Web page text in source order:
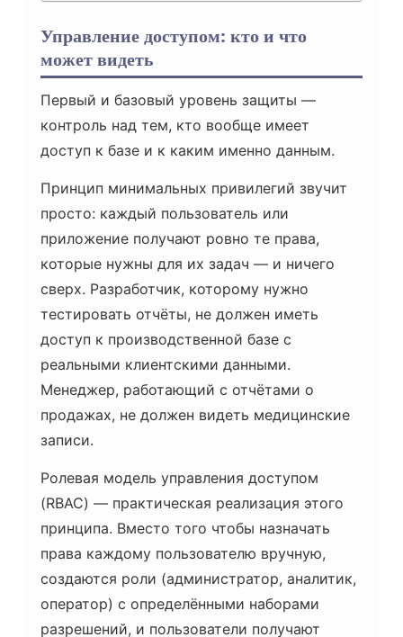
Управление доступом: кто и что
может видеть
Первый и базовый уровень защиты —
контроль над тем, кто вообще имеет
доступ к базе и к каким именно данным.
Принцип минимальных привилегий звучит
просто: каждый пользователь или
приложение получают ровно те права,
которые нужны для их задач — и ничего
сверх. Разработчик, которому нужно
тестировать отчёты, не должен иметь
доступ к производственной базе с
реальными клиентскими данными.
Менеджер, работающий с отчётами о
продажах, не должен видеть медицинские
записи.
Ролевая модель управления доступом
(RBAC) — практическая реализация этого
принципа. Вместо того чтобы назначать
права каждому пользователю вручную,
создаются роли (администратор, аналитик,
оператор) с определёнными наборами
разрешений, и пользователи получают